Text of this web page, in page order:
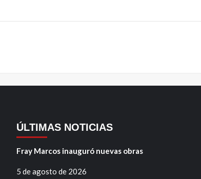
ÚLTIMAS NOTICIAS
Fray Marcos inauguró nuevas obras
5 de agosto de 2026